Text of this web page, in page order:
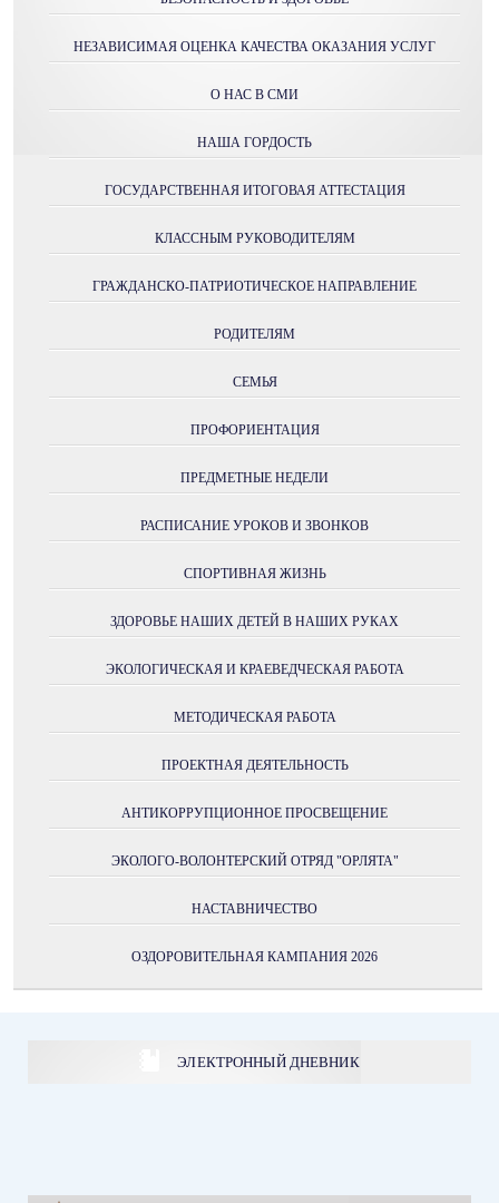
НЕЗАВИСИМАЯ ОЦЕНКА КАЧЕСТВА ОКАЗАНИЯ УСЛУГ
О НАС В СМИ
НАША ГОРДОСТЬ
ГОСУДАРСТВЕННАЯ ИТОГОВАЯ АТТЕСТАЦИЯ
КЛАССНЫМ РУКОВОДИТЕЛЯМ
ГРАЖДАНСКО-ПАТРИОТИЧЕСКОЕ НАПРАВЛЕНИЕ
РОДИТЕЛЯМ
СЕМЬЯ
ПРОФОРИЕНТАЦИЯ
ПРЕДМЕТНЫЕ НЕДЕЛИ
РАСПИСАНИЕ УРОКОВ И ЗВОНКОВ
СПОРТИВНАЯ ЖИЗНЬ
ЗДОРОВЬЕ НАШИХ ДЕТЕЙ В НАШИХ РУКАХ
ЭКОЛОГИЧЕСКАЯ И КРАЕВЕДЧЕСКАЯ РАБОТА
МЕТОДИЧЕСКАЯ РАБОТА
ПРОЕКТНАЯ ДЕЯТЕЛЬНОСТЬ
АНТИКОРРУПЦИОННОЕ ПРОСВЕЩЕНИЕ
ЭКОЛОГО-ВОЛОНТЕРСКИЙ ОТРЯД "ОРЛЯТА"
НАСТАВНИЧЕСТВО
ОЗДОРОВИТЕЛЬНАЯ КАМПАНИЯ 2026
ЭЛЕКТРОННЫЙ ДНЕВНИК